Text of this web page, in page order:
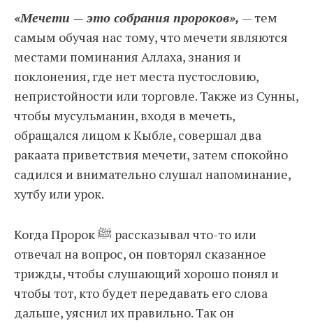
«Мечети — это собрания пророков», — тем
самым обучая нас тому, что мечети являются
местами поминания Аллаха, знания и
поклонения, где нет места пустословию,
непристойности или торговле. Также из Сунны,
чтобы мусульманин, входя в мечеть,
обращался лицом к Кыбле, совершал два
ракаата приветствия мечети, затем спокойно
садился и внимательно слушал напоминание,
хутбу или урок.
Когда Пророк ﷺ рассказывал что-то или
отвечал на вопрос, он повторял сказанное
трижды, чтобы слушающий хорошо понял и
чтобы тот, кто будет передавать его слова
дальше, уяснил их правильно. Так он